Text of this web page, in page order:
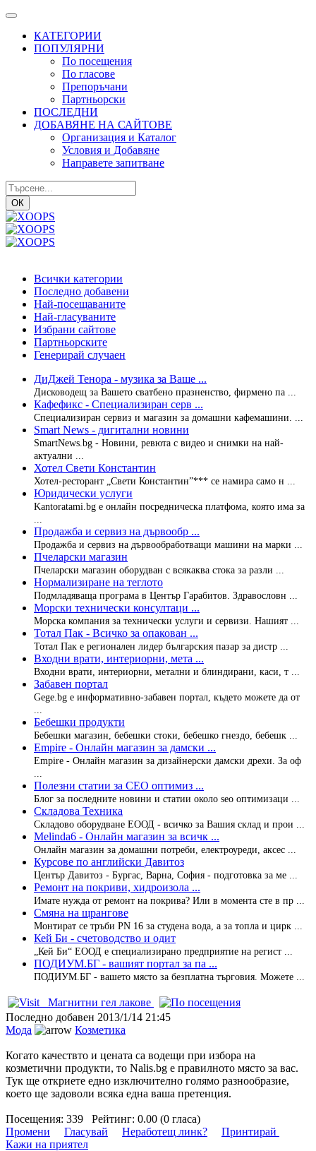
КАТЕГОРИИ
ПОПУЛЯРНИ
По посещения
По гласове
Препоръчани
Партньорски
ПОСЛЕДНИ
ДОБАВЯНЕ НА САЙТОВЕ
Организация и Каталог
Условия и Добавяне
Направете запитване
ОК
Всички категории
Последно добавени
Най-посещаваните
Най-гласуваните
Избрани сайтове
Партньорските
Генерирай случаен
ДиДжей Тенора - музика за Ваше ...
Дисководещ за Вашето сватбено празненство, фирмено па ...
Кафефикс - Специализиран серв ...
Специализиран сервиз и магазин за домашни кафемашини. ...
Smart News - дигитални новини
SmartNews.bg - Новини, ревюта с видео и снимки на най-
актуални ...
Хотел Свети Константин
Хотел-ресторант „Свети Константин”*** се намира само н ...
Юридически услуги
Kantoratami.bg е онлайн посредническа платфома, която има за
Продажба и сервиз на дървообр ...
Продажба и сервиз на дървообработващи машини на марки ...
Пчеларски магазин
Пчеларски магазин оборудван с всякаква стока за разли ...
Нормализиране на теглото
Подмладяваща програма в Център Гарабитов. Здравословн ...
Морски технически консултаци ...
Морска компания за технически услуги и сервизи. Нашият ...
Тотал Пак - Всичко за опакован ...
Тотал Пак е регионален лидер българския пазар за дистр ...
Входни врати, интериорни, мета ...
Входни врати, интериорни, метални и блиндирани, каси, т ...
Забавен портал
Gege.bg е информативно-забавен портал, където можете да от
Бебешки продукти
Бебешки магазин, бебешки стоки, бебешко гнездо, бебешк ...
Empire - Онлайн магазин за дамски ...
Empire - Онлайн магазин за дизайнерски дамски дрехи. За оф
Полезни статии за СЕО оптимиз ...
Блог за последните новини и статии около seo оптимизаци ...
Складова Техника
Складово оборудване ЕООД - всичко за Вашия склад и прои ...
Melinda6 - Онлайн магазин за всичк ...
Онлайн магазин за домашни потреби, електроуреди, аксес ...
Курсове по английски Давитоз
Център Давитоз - Бургас, Варна, София - подготовка за ме ...
Ремонт на покриви, хидроизола ...
Имате нужда от ремонт на покрива? Или в момента сте в пр ...
Смяна на щрангове
Монтират се тръби PN 16 за студена вода, а за топла и цирк ...
Кей Би - счетоводство и одит
„Кей Би“ ЕООД е специализирано предприятие на регист ...
ПОДИУМ.БГ - вашият портал за па ...
ПОДИУМ.БГ - вашето място за безплатна търговия. Можете ...
Магнитни гел лакове
Последно добавен 2013/1/14 21:45
Мода
Козметика
Когато качествто и цената са водещи при избора на
козметични продукти, то Nalis.bg е правилното място за вас.
Тук ще откриете едно изключително голямо разнообразие,
което ще задоволи всяка една ваша претенция.
Посещения: 339 Рейтинг: 0.00 (0 гласа)
Промени
Гласувай Неработещ линк?
Принтирай
Кажи на приятел